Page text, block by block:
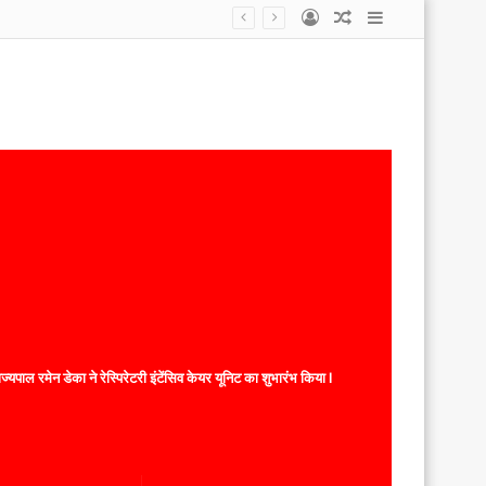
Sidebar
Random
Log
रमेन डेका ने रेस्पिरेटरी इंटेंसिव केयर यूनिट का शुभारंभ किया l